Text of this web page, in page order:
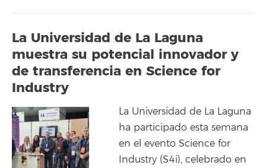
La Universidad de La Laguna
muestra su potencial innovador y
de transferencia en Science for
Industry
La Universidad de La Laguna
ha participado esta semana
en el evento Science for
Industry (S4i), celebrado en